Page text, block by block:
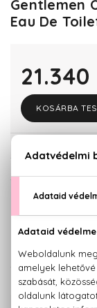
Gentlemen
Eau De
KOSÁRBA